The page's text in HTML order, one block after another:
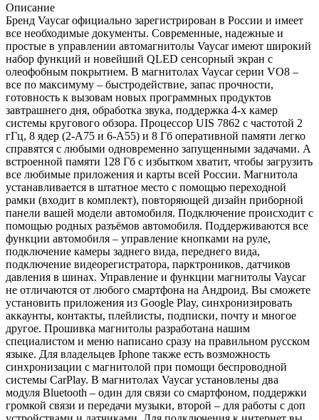
Описание
Бренд Vaycar официально зарегистрирован в России и имеет
все необходимые документы. Современные, надежные и
простые в управлении автомагнитолы Vaycar имеют широкий
набор функций и новейший QLED сенсорный экран с
олеофобным покрытием. В магнитолах Vaycar серии VО8 –
все по максимуму – быстродействие, запас прочности,
готовность к вызовам новых программных продуктов
завтрашнего дня, обработка звука, поддержка 4-х камер
системы кругового обзора. Процессор UIS 7862 с частотой 2
гГц, 8 ядер (2-А75 и 6-А55) и 8 Гб оперативной памяти легко
справятся с любыми одновременно запущенными задачами. А
встроенной памяти 128 Гб с избытком хватит, чтобы загрузить
все любимые приложения и карты всей России. Магнитола
устанавливается в штатное место с помощью переходной
рамки (входит в комплект), повторяющей дизайн приборной
панели вашей модели автомобиля. Подключение происходит с
помощью родных разъёмов автомобиля. Поддерживаются все
функции автомобиля – управление кнопками на руле,
подключение камеры заднего вида, переднего вида,
подключение видеорегистратора, парктроников, датчиков
давления в шинах. Управление и функции магнитолы Vaycar
не отличаются от любого смартфона на Андроид. Вы сможете
установить приложения из Google Play, синхронизировать
аккаунты, контакты, плейлисты, подписки, почту и многое
другое. Прошивка магнитолы разработана нашим
специалистом и меню написано сразу на правильном русском
языке. Для владельцев Iphone также есть возможность
синхронизации с магнитолой при помощи беспроводной
системы CarPlay. В магнитолах Vaycar установлены два
модуля Bluetooth – один для связи со смартфоном, поддержки
громкой связи и передачи музыки, второй – для работы с доп